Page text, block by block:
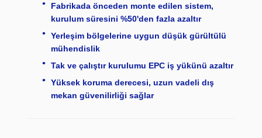
Fabrikada önceden monte edilen sistem,
kurulum süresini %50'den fazla azaltır
Yerleşim bölgelerine uygun düşük gürültülü
mühendislik
Tak ve çalıştır kurulumu EPC iş yükünü azaltır
Yüksek koruma derecesi, uzun vadeli dış
mekan güvenilirliği sağlar